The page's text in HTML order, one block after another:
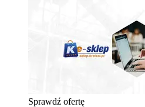
Sprawdź ofertę